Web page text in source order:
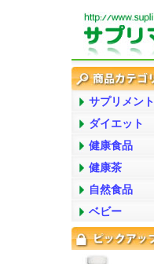
サプリメント
ダイエット
健康食品
健康茶
自然食品
ベビー